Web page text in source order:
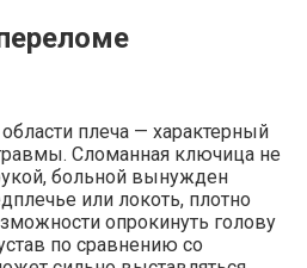
плеча — характерный
Сломанная ключица не
больной вынужден
или локоть, плотно
опрокинуть голову
по сравнению со